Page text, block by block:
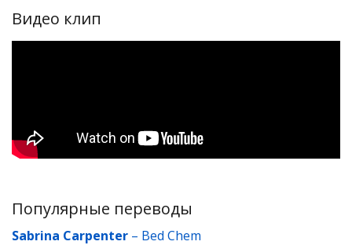
Видео клип
Популярные переводы
Sabrina Carpenter – Bed Chem